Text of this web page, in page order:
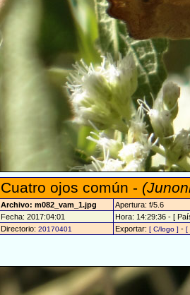
Cuatro ojos común -
Archivo: m082_vam_1.jpg
Apertura: f/5.6
Fecha: 2017:04:01
Hora: 14:29:36 - [
Directorio: 20170401 Exportar: [ C/logo ] - [